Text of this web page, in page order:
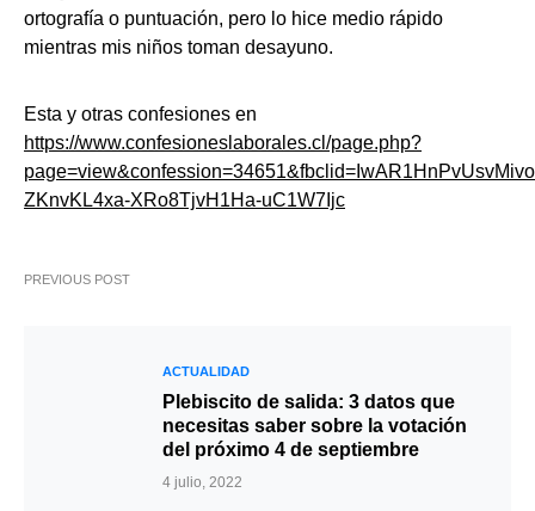
ortografía o puntuación, pero lo hice medio rápido
mientras mis niños toman desayuno.
Esta y otras confesiones en
https://www.confesioneslaborales.cl/page.php?
ZKnvKL4xa-XRo8TjvH1Ha-uC1W7Ijc
PREVIOUS POST
ACTUALIDAD
Plebiscito de salida: 3 datos que
necesitas saber sobre la votación
del próximo 4 de septiembre
4 julio, 2022